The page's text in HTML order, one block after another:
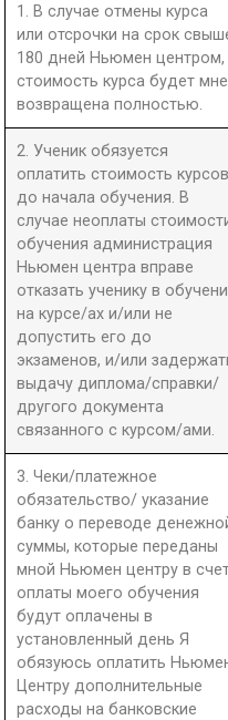
1. В случае отмены курса
или отсрочки на срок
180 дней Ньюмен центром,
стоимость курса будет мне
возвращена полностью.
2. Ученик обязуется
оплатить стоимость курсов
до начала обучения. В
случае неоплаты
обучения администрация
Ньюмен центра вправе
отказать ученику в
на курсе/ах и/или не
допустить его до
экзаменов, и/или
выдачу диплома/справки/
другого документа
связанного с курсом/ами.
3. Чеки/платежное
обязательство/ указание
банку о переводе
суммы, которые переданы
мной Ньюмен центру в
оплаты моего обучения
будут оплачены в
установленный день Я
обязуюсь оплатить
Центру дополнительные
расходы на банковские